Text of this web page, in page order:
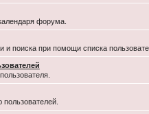
форума.
и поиска при помощи списка